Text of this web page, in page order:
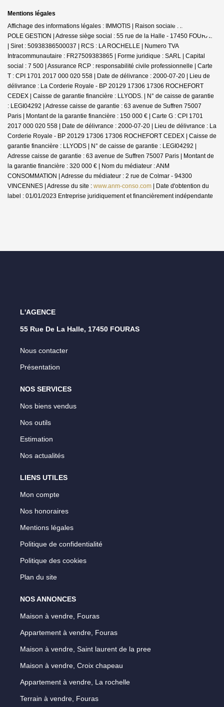
Mentions légales
Affichage des informations légales : IMMOTIS | Raison sociale : IMMOTIS
POLE GESTION | Adresse siège social : 55 rue de la Halle - 17450 FOURAS
| Siret : 50938386500037 | RCS : LA ROCHELLE | Numero TVA
Intracommunautaire : FR27509383865 | Forme juridique : SARL | Capital
social : 7 500 | Assurance RCP : responsabilité civile professionnelle | Carte
T : CPI 1701 2017 000 020 558 | Date de délivrance : 2000-07-20 | Lieu de
délivrance : La Corderie Royale - BP 20129 17306 17306 ROCHEFORT
CEDEX | Caisse de garantie financière : LLYODS. | N° de caisse de garantie
: LEGI04292 | Adresse caisse de garantie : 63 avenue de Suffren 75007
Paris | Montant de la garantie financière : 150 000 € | Carte G : CPI 1701
2017 000 020 558 | Date de délivrance : 2000-07-20 | Lieu de délivrance : La
Corderie Royale - BP 20129 17306 17306 ROCHEFORT CEDEX | Caisse de
garantie financière : LLYODS | N° de caisse de garantie : LEGI04292 |
Adresse caisse de garantie : 63 avenue de Suffren 75007 Paris | Montant de
la garantie financière : 320 000 € | Nom du médiateur : ANM
CONSOMMATION | Adresse du médiateur : 2 rue de Colmar - 94300
VINCENNES | Adresse du site : www.anm-conso.com | Date d'obtention du
label : 01/01/2023 Entreprise juridiquement et financièrement indépendante
L'AGENCE
55 Rue De La Halle, 17450 FOURAS
Nous contacter
Présentation
NOS SERVICES
Nos biens vendus
Nos outils
Estimation
Nos actualités
LIENS UTILES
Mon compte
Nos honoraires
Mentions légales
Politique de confidentialité
Politique des cookies
Plan du site
NOS ANNONCES
Maison à vendre, Fouras
Appartement à vendre, Fouras
Maison à vendre, Saint laurent de la pree
Maison à vendre, Croix chapeau
Appartement à vendre, La rochelle
Terrain à vendre, Fouras